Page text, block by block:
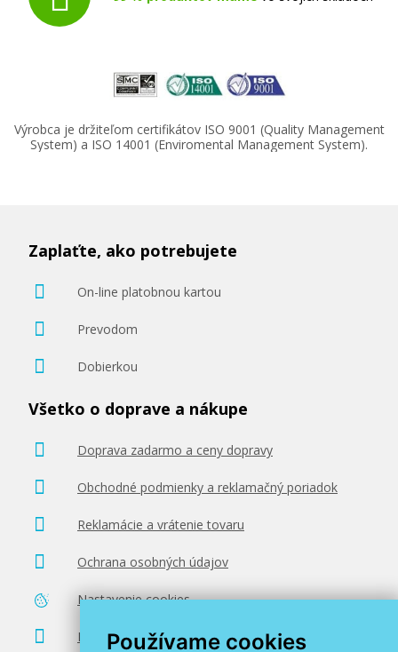
Používame cookies
Výrobca je držiteľom certifikátov ISO 9001 (Quality Management
System) a ISO 14001 (Enviromental Management System).
Zaplaťte, ako potrebujete
On-line platobnou kartou
Prevodom
Dobierkou
Všetko o doprave a nákupe
Doprava zadarmo a ceny dopravy
Obchodné podmienky a reklamačný poriadok
Reklamácie a vrátenie tovaru
Ochrana osobných údajov
Nastavenie cookies
Poradenstvo zadarmo